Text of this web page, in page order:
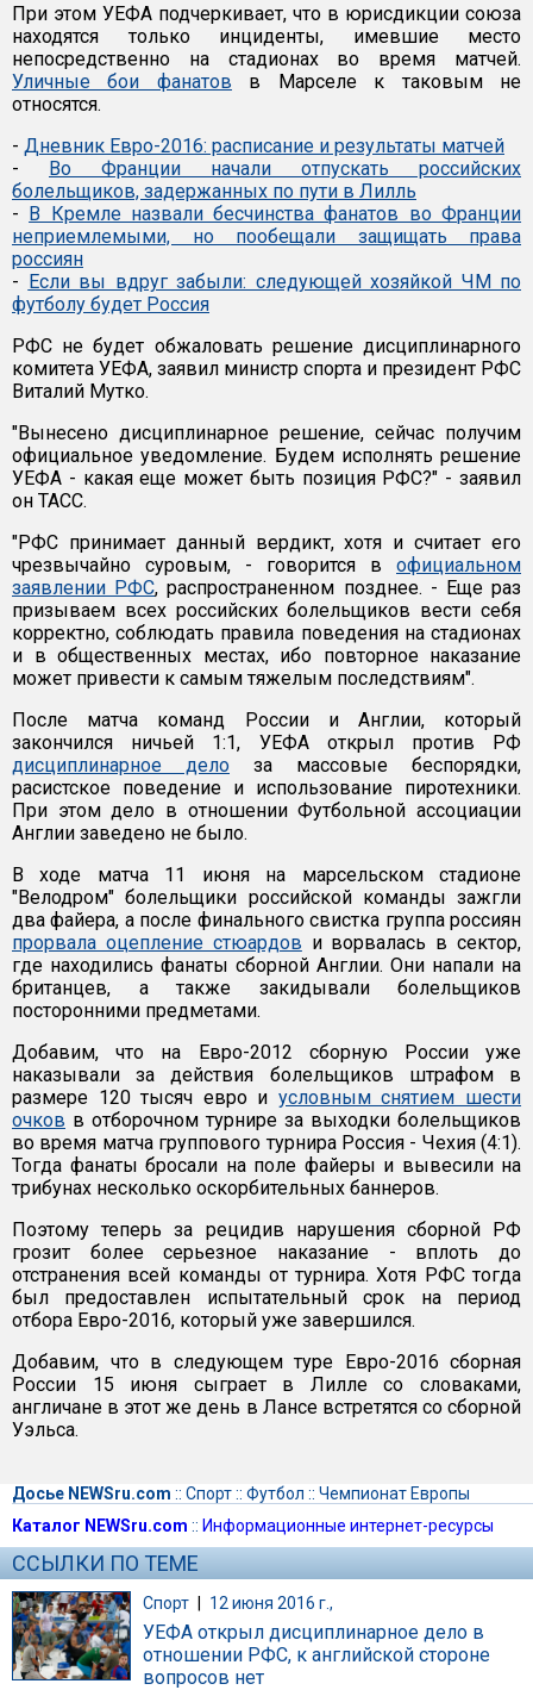
При этом УЕФА подчеркивает, что в юрисдикции союза
находятся только инциденты, имевшие место
непосредственно на стадионах во время матчей.
Уличные бои фанатов в Марселе к таковым не
относятся.
- Дневник Евро-2016: расписание и результаты матчей
- Во Франции начали отпускать российских
болельщиков, задержанных по пути в Лилль
- В Кремле назвали бесчинства фанатов во Франции
неприемлемыми, но пообещали защищать права
россиян
- Если вы вдруг забыли: следующей хозяйкой ЧМ по
футболу будет Россия
РФС не будет обжаловать решение дисциплинарного
комитета УЕФА, заявил министр спорта и президент РФС
Виталий Мутко.
"Вынесено дисциплинарное решение, сейчас получим
официальное уведомление. Будем исполнять решение
УЕФА - какая еще может быть позиция РФС?" - заявил
он ТАСС.
"РФС принимает данный вердикт, хотя и считает его
чрезвычайно суровым, - говорится в официальном
заявлении РФС, распространенном позднее. - Еще раз
призываем всех российских болельщиков вести себя
корректно, соблюдать правила поведения на стадионах
и в общественных местах, ибо повторное наказание
может привести к самым тяжелым последствиям".
После матча команд России и Англии, который
закончился ничьей 1:1, УЕФА открыл против РФ
дисциплинарное дело за массовые беспорядки,
расистское поведение и использование пиротехники.
При этом дело в отношении Футбольной ассоциации
Англии заведено не было.
В ходе матча 11 июня на марсельском стадионе
"Велодром" болельщики российской команды зажгли
два файера, а после финального свистка группа россиян
прорвала оцепление стюардов и ворвалась в сектор,
где находились фанаты сборной Англии. Они напали на
британцев, а также закидывали болельщиков
посторонними предметами.
Добавим, что на Евро-2012 сборную России уже
наказывали за действия болельщиков штрафом в
размере 120 тысяч евро и условным снятием шести
очков в отборочном турнире за выходки болельщиков
во время матча группового турнира Россия - Чехия (4:1).
Тогда фанаты бросали на поле файеры и вывесили на
трибунах несколько оскорбительных баннеров.
Поэтому теперь за рецидив нарушения сборной РФ
грозит более серьезное наказание - вплоть до
отстранения всей команды от турнира. Хотя РФС тогда
был предоставлен испытательный срок на период
отбора Евро-2016, который уже завершился.
Добавим, что в следующем туре Евро-2016 сборная
России 15 июня сыграет в Лилле со словаками,
англичане в этот же день в Лансе встретятся со сборной
Уэльса.
Досье NEWSru.com :: Спорт:: Футбол :: Чемпионат Европы
Каталог NEWSru.com :: Информационные интернет-ресурсы
ССЫЛКИ ПО ТЕМЕ
Спорт | 12 июня 2016 г.,
УЕФА открыл дисциплинарное дело в
отношении РФС, к английской стороне
вопросов нет